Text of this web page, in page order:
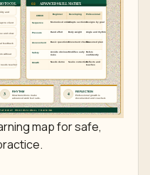
map for safe,